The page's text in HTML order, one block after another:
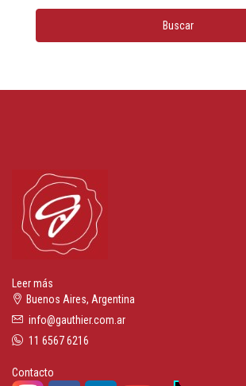
Buscar
Leer más
Buenos Aires, Argentina
info@gauthier.com.ar
11 6567 6216
Contacto